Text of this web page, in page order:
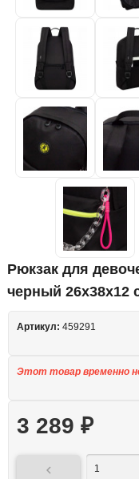
Рюкзак для
черный 26х38х12
Артикул: 459291
Этот товар временно
3 289 ₽
